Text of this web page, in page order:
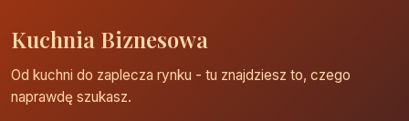
Kuchnia Biznesowa
Od kuchni do zaplecza rynku - tu znajdziesz to, czego
naprawdę szukasz.